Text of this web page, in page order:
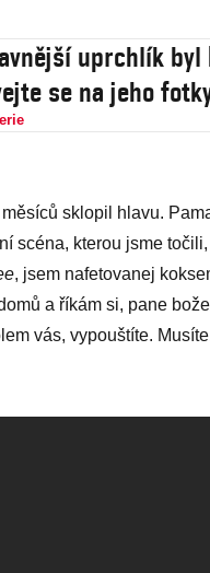
uprchlík byl
se na jeho
sklopil hlavu.
scéna, kterou jsme
, jsem nafetovanej
a říkám si, pane
vás, vypouštíte.